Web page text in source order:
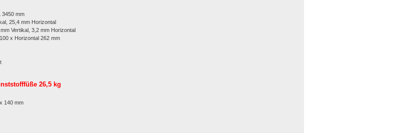
3450 mm
25,4 mm Horizontal
Vertikal, 3,2 mm Horizontal
x Horizontal 262 mm
26,5 kg
140 mm